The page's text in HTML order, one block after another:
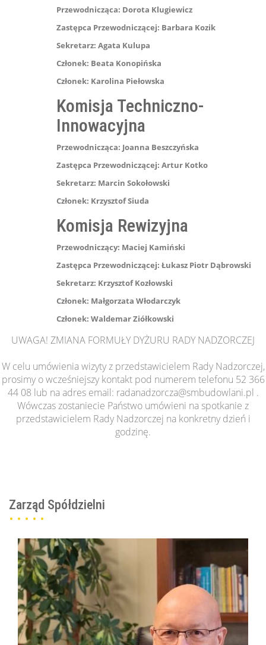
Przewodnicząca: Dorota Klugiewicz
Zastępca Przewodniczącej: Barbara Kozik
Sekretarz: Agata Kulupa
Członek: Beata Konopińska
Członek: Karolina Piełowska
Komisja Techniczno-
Innowacyjna
Przewodnicząca: Joanna Beszczyńska
Zastępca Przewodniczącej: Artur Kotko
Sekretarz: Marcin Sokołowski
Członek: Krzysztof Siuda
Komisja Rewizyjna
Przewodniczący: Maciej Kamiński
Zastępca Przewodniczącej: Łukasz Piotr Dąbrowski
Sekretarz: Krzysztof Kozłowski
Członek: Małgorzata Włodarczyk
Członek: Waldemar Ziółkowski
UWAGA! ZMIANA FORMUŁY DYŻURU RADY NADZORCZEJ
W celu umówienia wizyty z przedstawicielem Rady Nadzorczej,
prosimy o wcześniejszy kontakt pod numerem telefonu 52 366
44 08 lub na adres email: radanadzorcza@smbudowlani.pl .
Wówczas zostaniecie Państwo umówieni na spotkanie z
przedstawicielem Rady Nadzorczej na konkretny dzień i
godzinę.
Zarząd Spółdzielni